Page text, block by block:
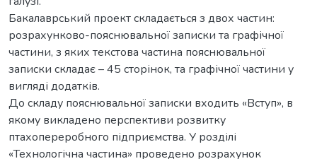
Бакалаврський проект складається з двох частин:
розрахунково-пояснювальної записки та графічної
частини, з яких текстова частина пояснювальної
записки складає – 45 сторінок, та графічної частини у
вигляді додатків.
До складу пояснювальної записки входить «Вступ», в
якому викладено перспективи розвитку
птахопереробного підприємства. У розділі
«Технологічна частина» проведено розрахунок